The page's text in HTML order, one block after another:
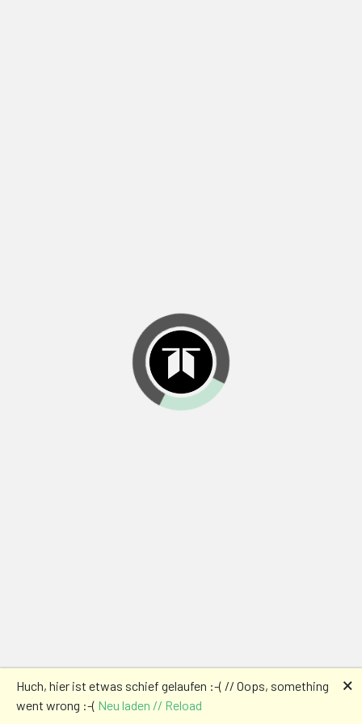
Huch, hier ist etwas schief gelaufen :-( // Oops, something
went wrong :-( Neu laden // Reload
🗙